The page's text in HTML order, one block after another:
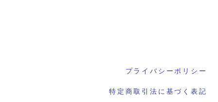
プライバシーポリシー
特定商取引法に基づく表記